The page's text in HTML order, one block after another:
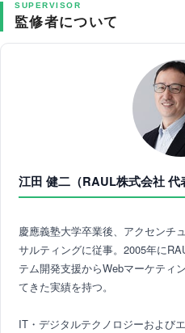
SUPERVISOR
監修者について
江田 健二（RAUL株式会社 代
慶應義塾大学卒業後、アクセンチ
サルティングに従事。2005年に
テム開発支援からWebマーケティ
てきた実績を持つ。
IT・デジタルテクノロジーおよび